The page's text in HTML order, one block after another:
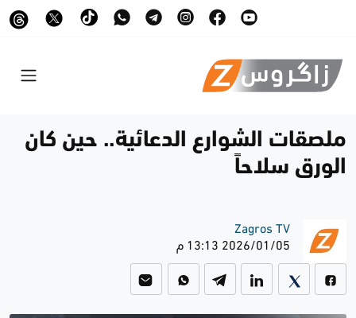
ملصقات الشوارع الدعائية.. حين كان
الورق سلاحاً
Zagros TV
2026/01/05 13:13 م